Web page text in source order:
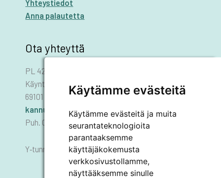
Käytämme evästeitä
Käytämme evästeitä ja muita
seurantateknologioita
parantaaksemme
käyttäjäkokemusta
verkkosivustollamme,
näyttääksemme sinulle
Yhteystiedot
Anna palautetta
Ota yhteyttä
PL 42
Käyntiosoite: Asematie 1
69101 KANNUS
kannus.kaupunki@kannus.ﬁ
Puh. 06 8745 111
Y‑tunnus 0178455–6